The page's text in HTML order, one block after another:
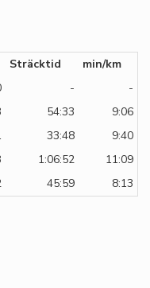
Sträcktid
min/km
-
-
54:33
9:06
33:48
9:40
1:06:52
11:09
45:59 8:13